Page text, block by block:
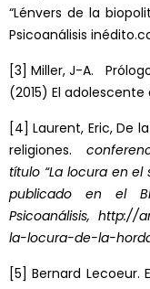
“Lénvers de la
Psicoanálisis
[3] Miller, J-A.
(2015) El
[4] Laurent, Eric, De
religiones.
título “La locura en el
publicado en el
Psicoanálisis, http://
la-locura-de-la-
[5] Bernard Lecoeur.